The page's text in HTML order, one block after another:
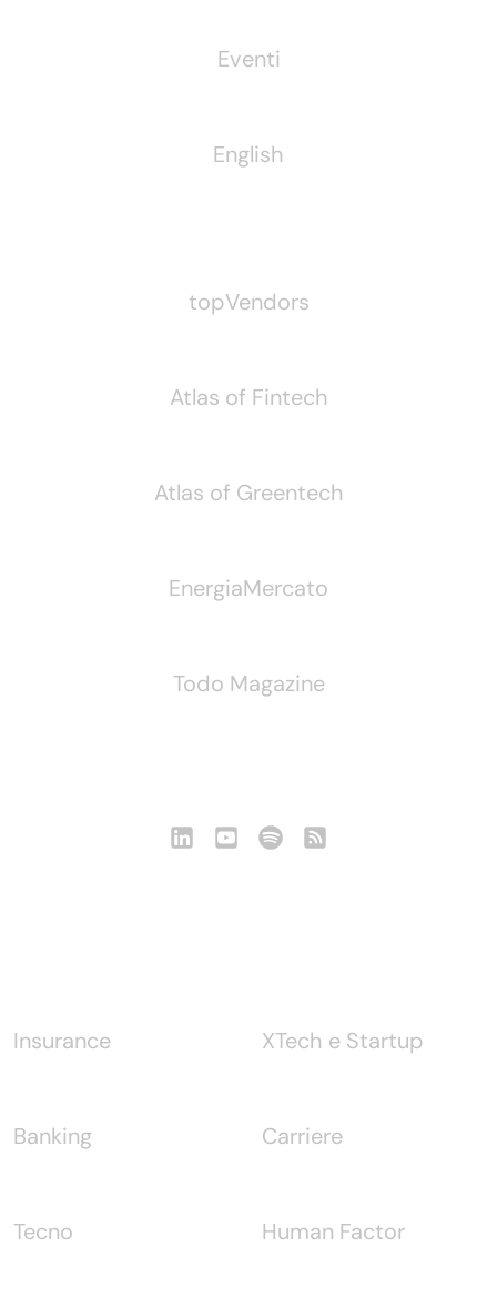
Eventi
English
topVendors
Atlas of Fintech
Atlas of Greentech
EnergiaMercato
Todo Magazine
Insurance
Banking
Tecno
XTech e Startup
Carriere
Human Factor